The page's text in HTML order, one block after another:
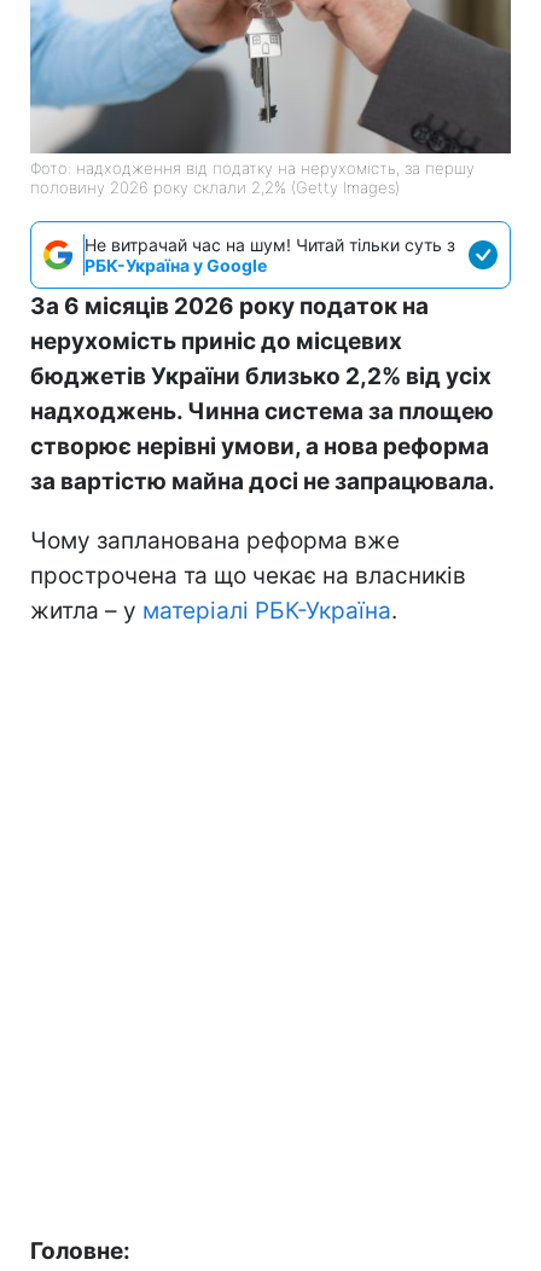
Фото: надходження від податку на нерухомість, за першу
половину 2026 року склали 2,2% (Getty Images)
Не витрачай час на шум! Читай тільки суть з
РБК-Україна у Google
За 6 місяців 2026 року податок на
нерухомість приніс до місцевих
бюджетів України близько 2,2% від усіх
надходжень. Чинна система за площею
створює нерівні умови, а нова реформа
за вартістю майна досі не запрацювала.
Чому запланована реформа вже
прострочена та що чекає на власників
житла – у матеріалі РБК-Україна.
Головне: